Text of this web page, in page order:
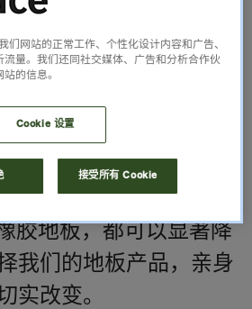
效降噪。
们的模块地毯，能提供
私区域的理想之选。对
趣？ 我们的 4.5mm 厚
置 Sound Choice™ 底
胶地板，都可以显著降
我们的地板产品，亲身
实改变。
们网站的正常工作、个性化设计内容和广告、
流量。我们还同社交媒体、广告和分析合作伙
的信息。
Cookie 设置
接受所有 Cookie